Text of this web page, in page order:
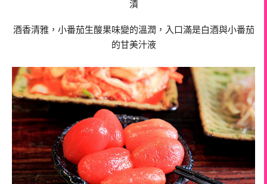
漬
酒香清雅，小番茄生酸果味變的溫潤，入口滿是白酒與小番茄
的甘美汁液